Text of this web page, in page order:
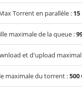
Torrent en parallèle : 15
maximale de la queue :
et d'upload
maximale du torrent :500